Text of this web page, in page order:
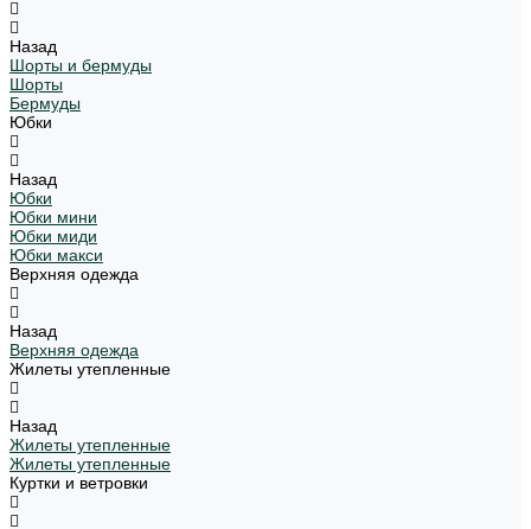
Назад
Шорты и бермуды
Шорты
Бермуды
Юбки
Назад
Юбки
Юбки мини
Юбки миди
Юбки макси
Верхняя одежда
Назад
Верхняя одежда
Жилеты утепленные
Назад
Жилеты утепленные
Жилеты утепленные
Куртки и ветровки